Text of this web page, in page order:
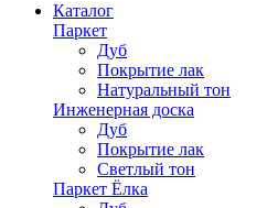
Каталог
Паркет
Дуб
Покрытие лак
Натуральный тон
Инженерная доска
Дуб
Покрытие лак
Светлый тон
Паркет Ёлка